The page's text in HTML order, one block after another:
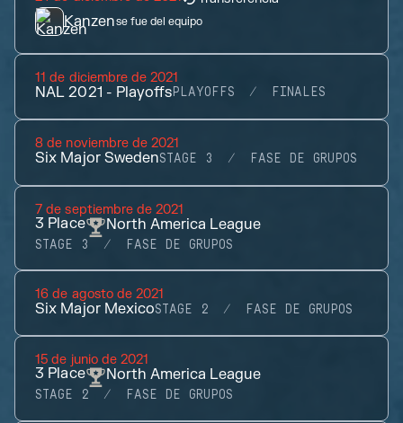
Kanzense fue del equipo
11 de diciembre de 2021
NAL 2021 - PlayoffsPLAYOFFS FINALES
8 de noviembre de 2021
Six Major SwedenSTAGE 3 FASE DE GRUPOS
7 de septiembre de 2021
3 Place North America League
STAGE 3 FASE DE GRUPOS
16 de agosto de 2021
Six Major MexicoSTAGE 2 FASE DE GRUPOS
15 de junio de 2021
3 Place North America League
STAGE 2 FASE DE GRUPOS